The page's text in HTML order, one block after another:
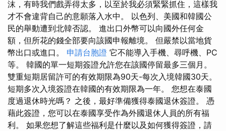
沫，有時我們戲弄得太多，以至於我必須緊緊抓住，這樣我
才不會違背自己的意願落入水中。 以色列、美國和韓國公
民的舉動遭到北韓否認。 進出口外幣可以向國外任何金
額，但所花的錢全部要向該國申報離境。 但嚴禁以當地貨
幣出口或進口。 申請台胞證 它不能導入手機、尋呼機、PC
等。 韓國的單一短期簽證允許您在該國停留最多三個月。
雙重短期居留許可的有效期限為90天-每次入境韓國30天。
短期多次入境簽證在韓國的有效期限為一年。 您想在泰國
度過退休時光嗎？ 之後，最好準備獲得泰國退休簽證。 憑
藉此簽證，您可以在泰國享受作為外國退休人員的所有福
利。 如果您想了解這些福利是什麼以及如何獲得簽證，請